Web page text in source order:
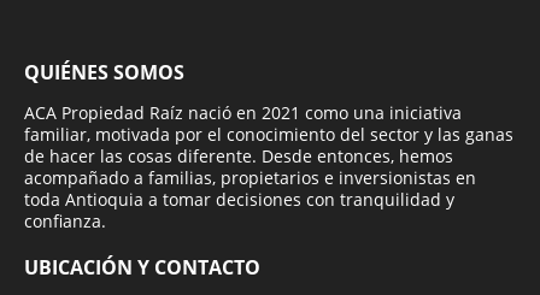
QUIÉNES SOMOS
ACA Propiedad Raíz nació en 2021 como una iniciativa
familiar, motivada por el conocimiento del sector y las ganas
de hacer las cosas diferente. Desde entonces, hemos
acompañado a familias, propietarios e inversionistas en
toda Antioquia a tomar decisiones con tranquilidad y
confianza.
UBICACIÓN Y CONTACTO